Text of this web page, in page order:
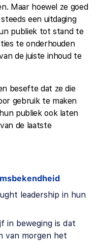
Maar hoewel ze goed
een uitdaging
publiek tot stand te
te onderhouden
de juiste inhoud te
besefte dat ze die
gebruik te maken
publiek ook laten
de laatste
leadership in hun
in beweging is dat
van morgen het